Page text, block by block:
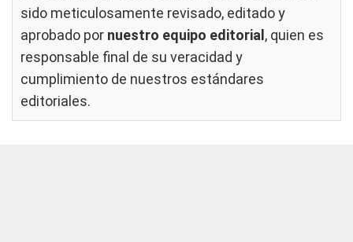
sido meticulosamente revisado, editado y
aprobado por nuestro equipo editorial , quien es
responsable final de su veracidad y
cumplimiento de nuestros estándares
editoriales.